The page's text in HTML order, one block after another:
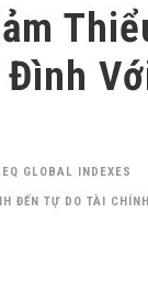
Đình
GLOBAL INDEXES
ĐẾN TỰ DO TÀI